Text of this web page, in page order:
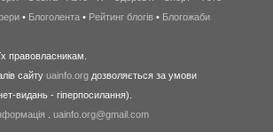
киев
wimax
в
• Блоголента • Рейтинг блогів • Блогожаби
правовласникам.
сайту uainfo.org дозволяється за умови
видань - гіперпосилання).
uainfo.org@gmail.com